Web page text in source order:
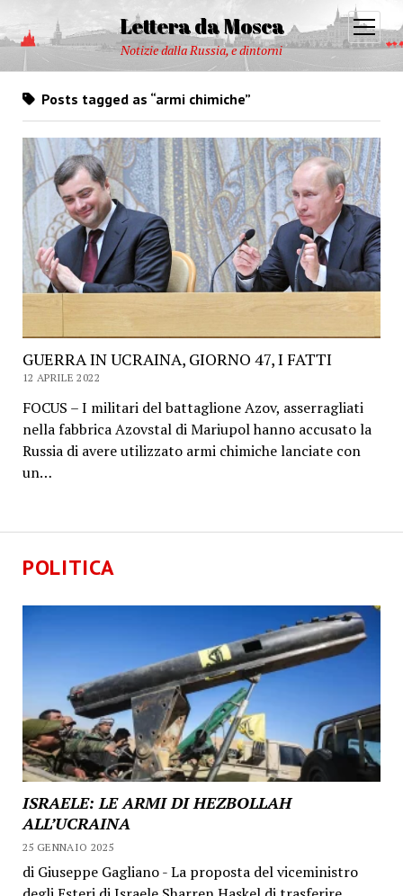
Lettera da Mosca
Notizie dalla Russia, e dintorni
open
menu
POLITICA
ISRAELE: LE ARMI DI HEZBOLLAH
ALL’UCRAINA
25 GENNAIO 2025
di Giuseppe Gagliano - La proposta del viceministro
Posts tagged as “armi chimiche”
GUERRA IN UCRAINA, GIORNO 47, I FATTI
12 APRILE 2022
FOCUS – I militari del battaglione Azov, asserragliati
nella fabbrica Azovstal di Mariupol hanno accusato la
Russia di avere utilizzato armi chimiche lanciate con
un…